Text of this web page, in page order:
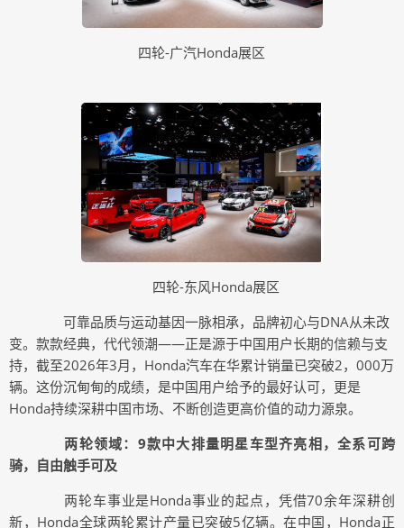
四轮-广汽Honda展区
四轮-东风Honda展区
可靠品质与运动基因一脉相承，品牌初心与DNA从未改
变。款款经典，代代领潮——正是源于中国用户长期的信赖与支
持，截至2026年3月，Honda汽车在华累计销量已突破2，000万
辆。这份沉甸甸的成绩，是中国用户给予的最好认可，更是
Honda持续深耕中国市场、不断创造更高价值的动力源泉。
两轮领域：9款中大排量明星车型齐亮相，全系可跨
骑，自由触手可及
两轮车事业是Honda事业的起点，凭借70余年深耕创
新，Honda全球两轮累计产量已突破5亿辆。在中国，Honda正